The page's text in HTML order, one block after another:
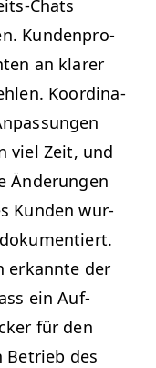
Chats
Kun­den­pro­
an klar­er
Koor­di­na­
viel Zeit, und
Änderun­gen
Kun­den wur­
erkan­nte der
ein Auf­
für den
Betrieb des